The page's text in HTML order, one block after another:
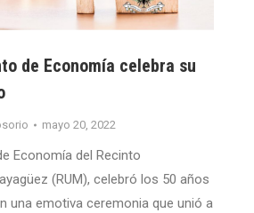
de Economía celebra su
mayo 20, 2022
Economía del Recinto
(RUM), celebró los 50 años
una emotiva ceremonia que unió a